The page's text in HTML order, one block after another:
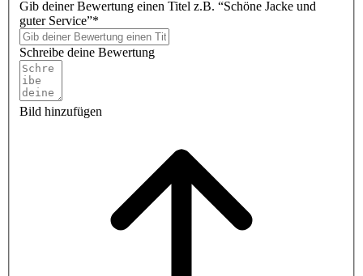
Gib deiner Bewertung einen Titel z.B. “Schöne Jacke und
guter Service”*
Schreibe deine Bewertung
Bild hinzufügen